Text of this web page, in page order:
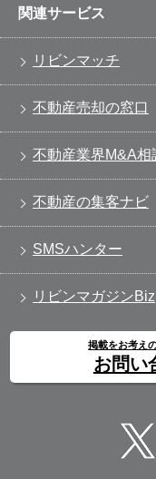
関連サービス
リビンマッチ
不動産売却の窓口
不動産業界M&A相
不動産の集客ナビ
SMSハンター
リビンマガジンBiz
掲載をお考え
お問い